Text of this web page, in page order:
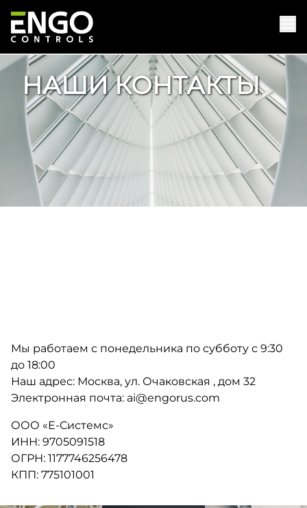
НАШИ КОНТАКТЫ
Мы работаем с понедельника по субботу с 9:30
до 18:00
Наш адрес: Москва, ул. Очаковская , дом 32
Электронная почта: ai@engorus.com
ООО «Е-Системс»
ИНН: 9705091518
ОГРН: 1177746256478
КПП: 775101001